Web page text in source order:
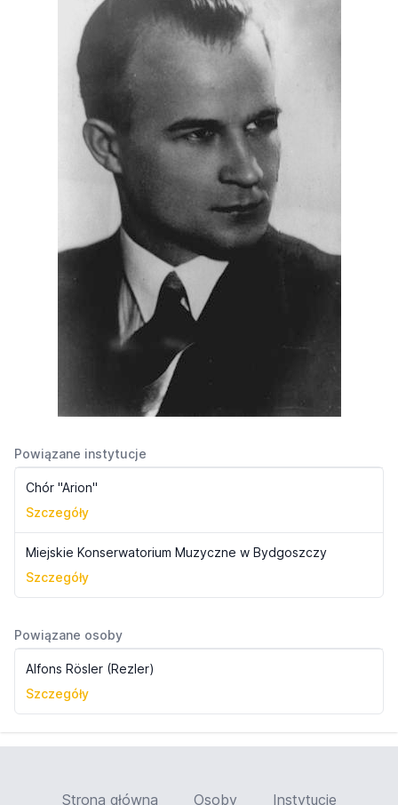
Powiązane instytucje
Chór "Arion"
Szczegóły
Miejskie Konserwatorium Muzyczne w Bydgoszczy
Szczegóły
Powiązane osoby
Alfons Rösler (Rezler)
Szczegóły
Strona główna Osoby Instytucje